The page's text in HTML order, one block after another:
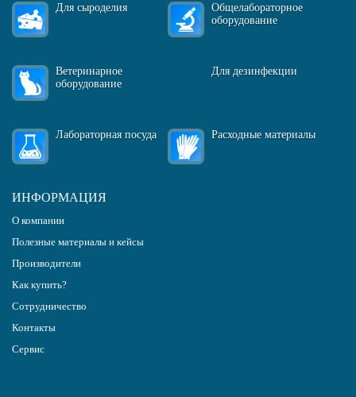
Для сыроделия
Общелабораторное
оборудование
Ветеринарное
оборудование
Для дезинфекции
Лабораторная посуда Расходные материалы
ИНФОРМАЦИЯ
О компании
Полезные материалы и кейсы
Производители
Как купить?
Сотрудничество
Контакты
Сервис